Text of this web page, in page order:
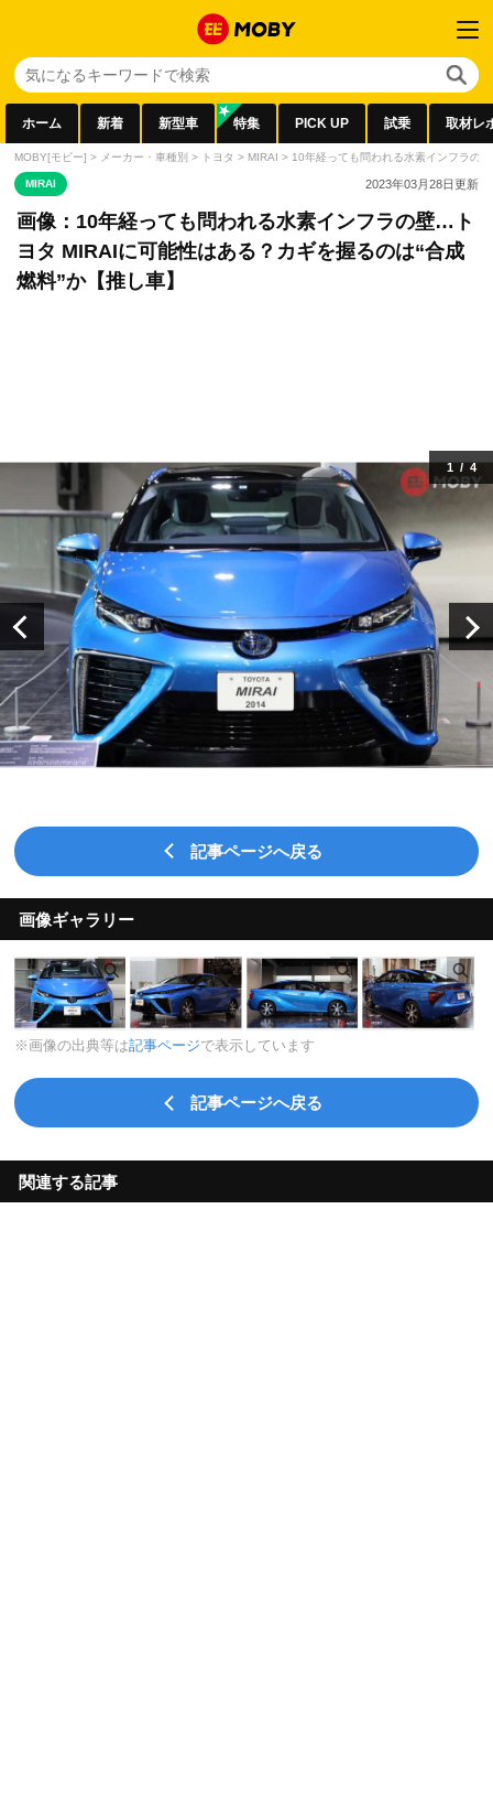
ホーム 新着 新型車 特集 PICK UP 試乗 取材レ
MOBY[モビー] > メーカー・車種別 > トヨタ > MIRAI > 10年経っても問われる水素インフラの
MIRAI 2023年03月28日更新
画像：10年経っても問われる水素インフラの壁…ト
ヨタ MIRAIに可能性はある？カギを握るのは“合成
燃料”か【推し車】
1/4
記事ページへ戻る
画像ギャラリー
※画像の出典等は記事ページで表示しています
記事ページへ戻る
関連する記事